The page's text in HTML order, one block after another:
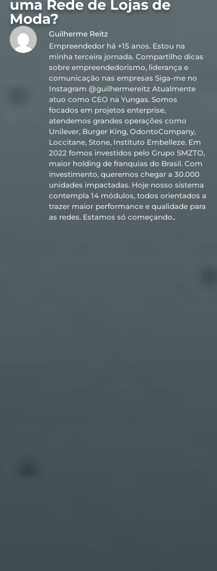
uma Rede de Lojas de
Moda?
Guilherme Reitz
Empreendedor há +15 anos. Estou na
minha terceira jornada. Compartilho dicas
sobre empreendedorismo, liderança e
comunicação nas empresas Siga-me no
Instagram @guilhermereitz Atualmente
atuo como CEO na Yungas. Somos
focados em projetos enterprise,
atendemos grandes operações como
Unilever, Burger King, OdontoCompany,
Loccitane, Stone, Instituto Embelleze. Em
2022 fomos investidos pelo Grupo SMZTO,
maior holding de franquias do Brasil. Com
investimento, queremos chegar a 30.000
unidades impactadas. Hoje nosso sistema
contempla 14 módulos, todos orientados a
trazer maior performance e qualidade para
as redes. Estamos só começando..